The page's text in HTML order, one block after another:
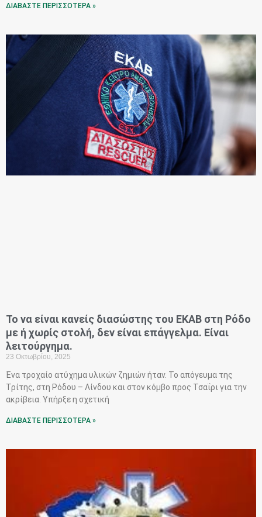
ΔΙΑΒΑΣΤΕ ΠΕΡΙΣΣΟΤΕΡΑ »
Το να είναι κανείς διασώστης του ΕΚΑΒ στη Ρόδο
με ή χωρίς στολή, δεν είναι επάγγελμα. Είναι
λειτούργημα.
23 Οκτωβρίου, 2025
Ένα τροχαίο ατύχημα υλικών ζημιών ήταν. Το απόγευμα της
Τρίτης, στη Ρόδου – Λίνδου και στον κόμβο προς Τσαΐρι για την
ακρίβεια. Υπήρξε η σχετική
ΔΙΑΒΑΣΤΕ ΠΕΡΙΣΣΟΤΕΡΑ »